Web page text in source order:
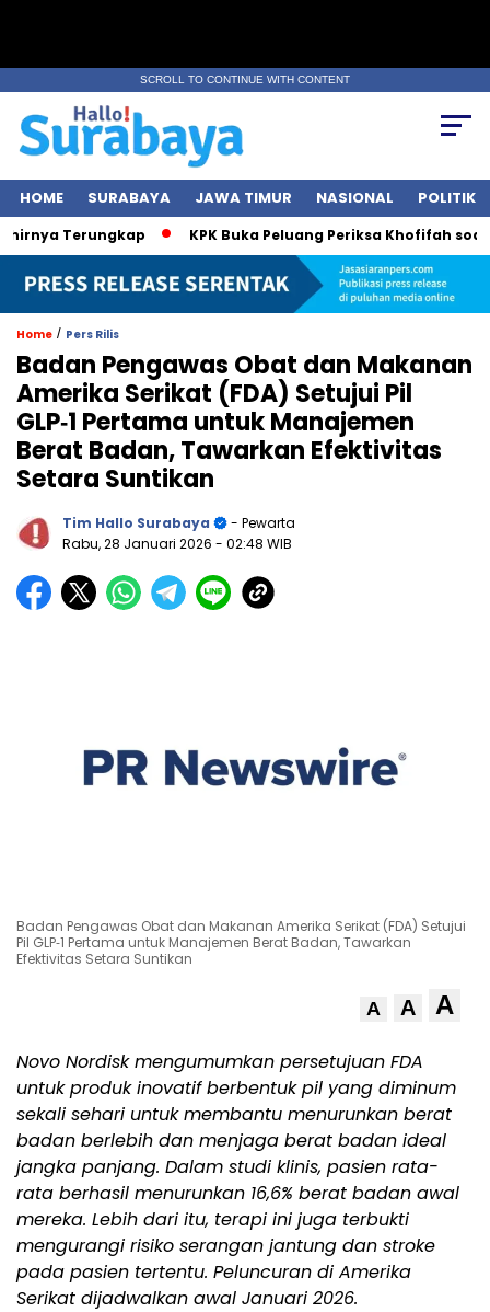
SCROLL TO CONTINUE WITH CONTENT
HOME SURABAYA JAWA TIMUR NASIONAL POLITIK
Terungkap KPK Buka Peluang Periksa Khofifah soal
Home / Pers Rilis
Badan Pengawas Obat dan Makanan
Amerika Serikat (FDA) Setujui Pil
GLP‑1 Pertama untuk Manajemen
Berat Badan, Tawarkan Efektivitas
Setara Suntikan
Tim Hallo Surabaya
- Pewarta
Rabu, 28 Januari 2026 - 02:48 WIB
Badan Pengawas Obat dan Makanan Amerika Serikat (FDA) Setujui
Pil GLP‑1 Pertama untuk Manajemen Berat Badan, Tawarkan
Efektivitas Setara Suntikan
A A A
Novo Nordisk mengumumkan persetujuan FDA
untuk produk inovatif berbentuk pil yang diminum
sekali sehari untuk membantu menurunkan berat
badan berlebih dan menjaga berat badan ideal
jangka panjang. Dalam studi klinis, pasien rata-
rata berhasil menurunkan 16,6% berat badan awal
mereka. Lebih dari itu, terapi ini juga terbukti
mengurangi risiko serangan jantung dan stroke
pada pasien tertentu. Peluncuran di Amerika
Serikat dijadwalkan awal Januari 2026.